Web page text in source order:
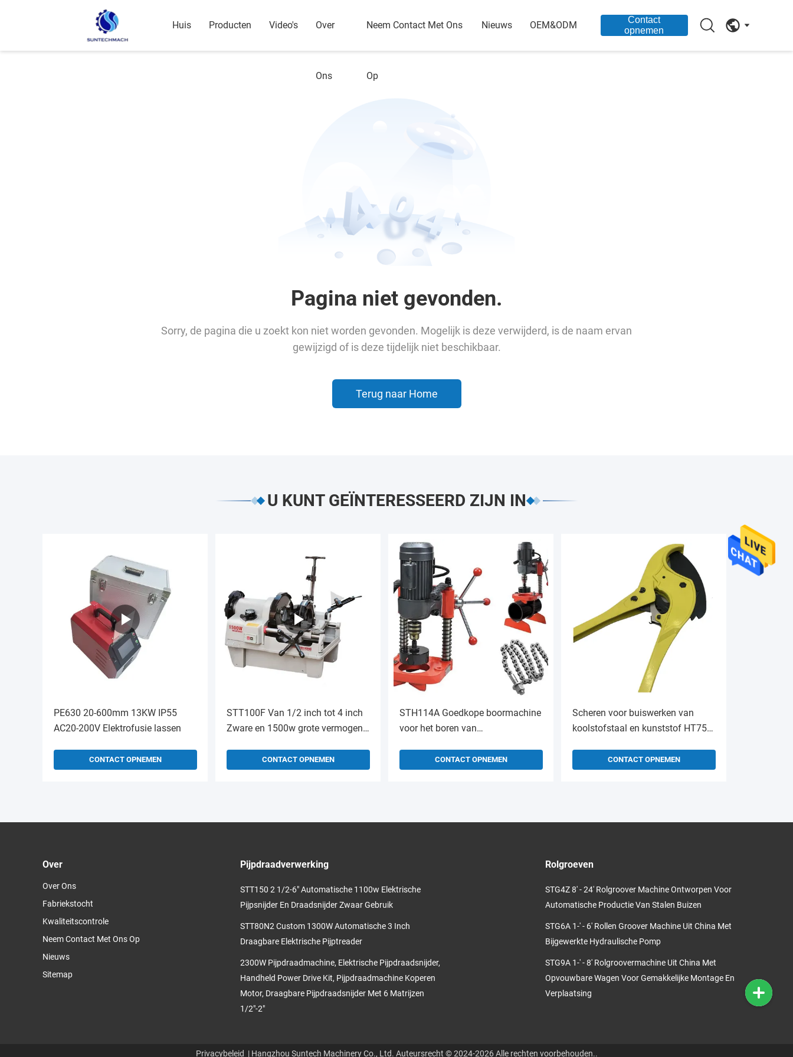
Huis Producten Video's Over
Ons
Neem Contact Met Ons
Op
Nieuws OEM&ODM
Contact
opnemen
Pagina niet gevonden.
Sorry, de pagina die u zoekt kon niet worden gevonden. Mogelijk is deze verwijderd, is de naam ervan
gewijzigd of is deze tijdelijk niet beschikbaar.
Terug naar Home
U KUNT GEÏNTERESSEERD ZIJN IN
PE630 20-600mm 13KW IP55
AC20-200V Elektrofusie lassen
CONTACT OPNEMEN
STT100F Van 1/2 inch tot 4 inch
Zware en 1500w grote vermogen
snijmachine te koop
CONTACT OPNEMEN
STH114A Goedkope boormachine
voor het boren van
boren van buizenboormachine
CONTACT OPNEMEN
Scheren voor buiswerken van
koolstofstaal en kunststof HT75
CONTACT OPNEMEN
Over
Over Ons
Fabriekstocht
Kwaliteitscontrole
Neem Contact Met Ons Op
Nieuws
Sitemap
Pijpdraadverwerking
STT150 2 1/2-6" Automatische 1100w Elektrische
Pijpsnijder En Draadsnijder Zwaar Gebruik
STT80N2 Custom 1300W Automatische 3 Inch
Draagbare Elektrische Pijptreader
2300W Pijpdraadmachine, Elektrische Pijpdraadsnijder,
Handheld Power Drive Kit, Pijpdraadmachine Koperen
Motor, Draagbare Pijpdraadsnijder Met 6 Matrijzen
1/2"-2"
Rolgroeven
STG4Z 8' - 24' Rolgroover Machine Ontworpen Voor
Automatische Productie Van Stalen Buizen
STG6A 1-' - 6' Rollen Groover Machine Uit China Met
Bijgewerkte Hydraulische Pomp
STG9A 1-' - 8' Rolgroovermachine Uit China Met
Opvouwbare Wagen Voor Gemakkelijke Montage En
Verplaatsing
Privacybeleid | Hangzhou Suntech Machinery Co., Ltd. Auteursrecht © 2024-2026 Alle rechten voorbehouden..